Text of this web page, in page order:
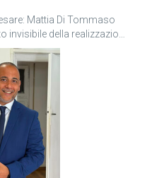
Mattia Di Tommaso
invisibile della realizzazione